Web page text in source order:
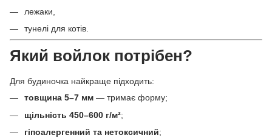
лежаки,
тунелі для котів.
Який войлок потрібен?
Для будиночка найкраще підходить:
товщина 5–7 мм — тримає форму;
щільність 450–600 г/м²;
гіпоалергенний та нетоксичний;